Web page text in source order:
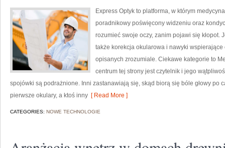
Express Optyk to platforma, w którym
poradnikowy poświęcony widzeniu oraz
rozumieć swoje oczy, zanim pojawi się
także korekcja okularowa i nawyki
opisanych zrozumiale. Ciekawe kategorie to
centrum tej strony jest czytelnik i jego
spojówki są podrażnione. Inni zastanawiają się, skąd biorą się bóle głowy po
pierwsze okulary, a ktoś inny [ Read More ]
CATEGORIES: NOWE TECHNOLOGIE